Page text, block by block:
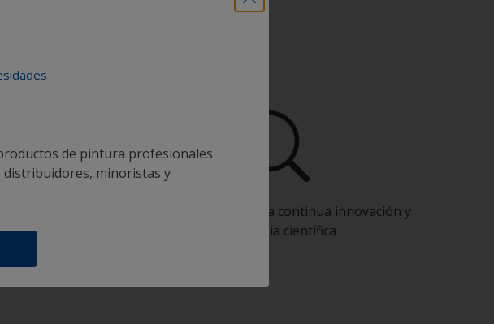
de pintura profesionales
distribuidores, minoristas y
un profesional
Benefíciese de nuestra continua innovación y
experiencia científica